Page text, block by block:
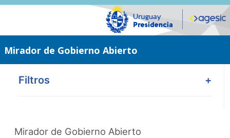
Saltar
Mirador de Gobierno Abierto
Filtros +
Mirador de Gobierno Abierto